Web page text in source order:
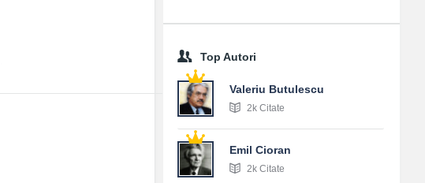
Top Autori
Valeriu Butulescu
2k Citate
Emil Cioran
2k Citate